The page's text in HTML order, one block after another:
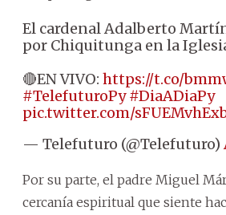
El cardenal Adalberto
por Chiquitunga en la
🔴EN VIVO: https://t.co/
#TelefuturoPy #DiaADiaPy
pic.twitter.com/
— Telefuturo (@Telefuturo)
Por su parte, el padre Miguel
cercanía espiritual que siente